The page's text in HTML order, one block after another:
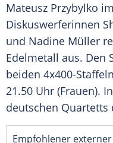
Mateusz Przybylko
Diskuswerferinnen
und Nadine Müller
Edelmetall aus. Den
beiden 4x400-
21.50 Uhr (Frauen).
deutschen Quartetts
Empfohlener